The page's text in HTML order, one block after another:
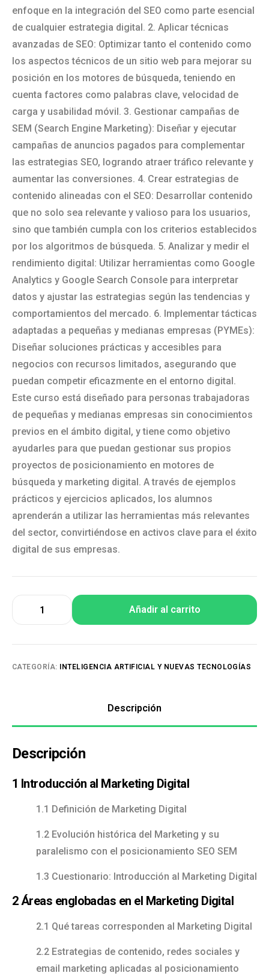
enfoque en la integración del SEO como parte esencial
de cualquier estrategia digital. 2. Aplicar técnicas
avanzadas de SEO: Optimizar tanto el contenido como
los aspectos técnicos de un sitio web para mejorar su
posición en los motores de búsqueda, teniendo en
cuenta factores como palabras clave, velocidad de
carga y usabilidad móvil. 3. Gestionar campañas de
SEM (Search Engine Marketing): Diseñar y ejecutar
campañas de anuncios pagados para complementar
las estrategias SEO, logrando atraer tráfico relevante y
aumentar las conversiones. 4. Crear estrategias de
contenido alineadas con el SEO: Desarrollar contenido
que no solo sea relevante y valioso para los usuarios,
sino que también cumpla con los criterios establecidos
por los algoritmos de búsqueda. 5. Analizar y medir el
rendimiento digital: Utilizar herramientas como Google
Analytics y Google Search Console para interpretar
datos y ajustar las estrategias según las tendencias y
comportamientos del mercado. 6. Implementar tácticas
adaptadas a pequeñas y medianas empresas (PYMEs):
Diseñar soluciones prácticas y accesibles para
negocios con recursos limitados, asegurando que
puedan competir eficazmente en el entorno digital.
Este curso está diseñado para personas trabajadoras
de pequeñas y medianas empresas sin conocimientos
previos en el ámbito digital, y tiene como objetivo
ayudarles para que puedan gestionar sus propios
proyectos de posicionamiento en motores de
búsqueda y marketing digital. A través de ejemplos
prácticos y ejercicios aplicados, los alumnos
aprenderán a utilizar las herramientas más relevantes
del sector, convirtiéndose en activos clave para el éxito
digital de sus empresas.
Añadir al carrito
CATEGORÍA: INTELIGENCIA ARTIFICIAL Y NUEVAS TECNOLOGÍAS
Descripción
Descripción
1 Introducción al Marketing Digital
1.1 Definición de Marketing Digital
1.2 Evolución histórica del Marketing y su
paralelismo con el posicionamiento SEO SEM
1.3 Cuestionario: Introducción al Marketing Digital
2 Áreas englobadas en el Marketing Digital
2.1 Qué tareas corresponden al Marketing Digital
2.2 Estrategias de contenido, redes sociales y
email marketing aplicadas al posicionamiento